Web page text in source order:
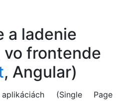
a ladenie
vo frontende
, Angular)
(Single Page